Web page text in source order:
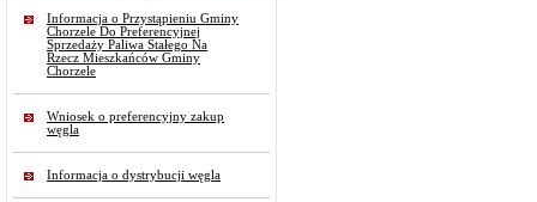
Informacja o Przystąpieniu Gminy
Chorzele Do Preferencyjnej
Sprzedaży Paliwa Stałego Na
Rzecz Mieszkańców Gminy
Chorzele
Wniosek o preferencyjny zakup
węgla
Informacja o dystrybucji węgla